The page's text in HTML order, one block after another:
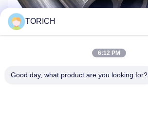
TORICH
6:12 PM
Good day, what product are you looking for?